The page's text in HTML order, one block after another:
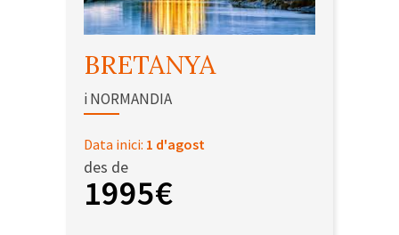
BRETANYA
i NORMANDIA
Data inici: 1 d'agost
des de
1995€